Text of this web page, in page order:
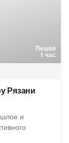
Пешая
1 час
Рязани
и